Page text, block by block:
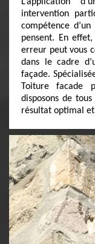
intervention
compétence
pensent. En
erreur peut vous
dans le cadre
façade.
Toiture facade
disposons de
résultat optimal et